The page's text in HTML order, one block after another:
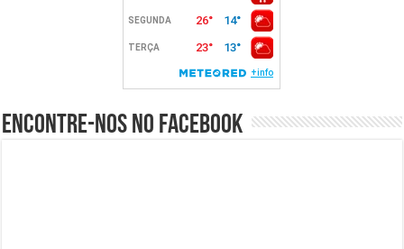
Encontre-nos no Facebook